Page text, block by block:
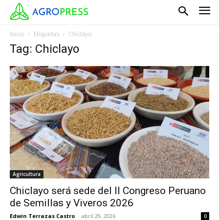
Inicio Etiquetas Chiclayo
Tag: Chiclayo
Agricultura
Chiclayo será sede del II Congreso Peruano
de Semillas y Viveros 2026
Edwin Terrazas Castro - abril 29, 2026 0